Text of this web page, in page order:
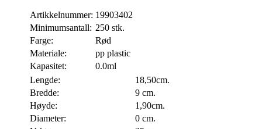
Artikkelnummer: 19903402
Minimumsantall: 250 stk.
Farge:
Rød
Materiale:
pp plastic
Kapasitet:
0.0ml
Lengde:
18,50cm.
Bredde:
9 cm.
Høyde:
1,90cm.
Diameter:
0 cm.